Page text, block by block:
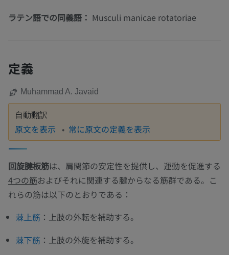
ラテン語での同義語： Musculi manicae rotatoriae
定義
Muhammad A. Javaid
自動翻訳
原文を表示 常に原文の定義を表示
回旋腱板筋は、肩関節の安定性を提供し、運動を促進する
4つの筋およびそれに関連する腱からなる筋群である。こ
れらの筋は以下のとおりである：
棘上筋 ：上肢の外転を補助する。
棘下筋 ：上肢の外旋を補助する。